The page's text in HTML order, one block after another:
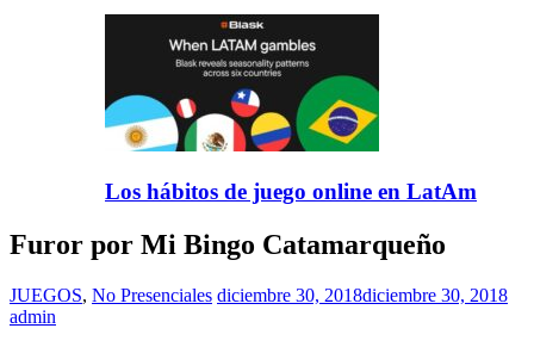
Los hábitos de juego online en LatAm
Furor por Mi Bingo Catamarqueño
JUEGOS, No Presenciales diciembre 30, 2018diciembre 30, 2018
admin